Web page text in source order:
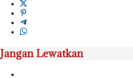
Jangan Lewatkan